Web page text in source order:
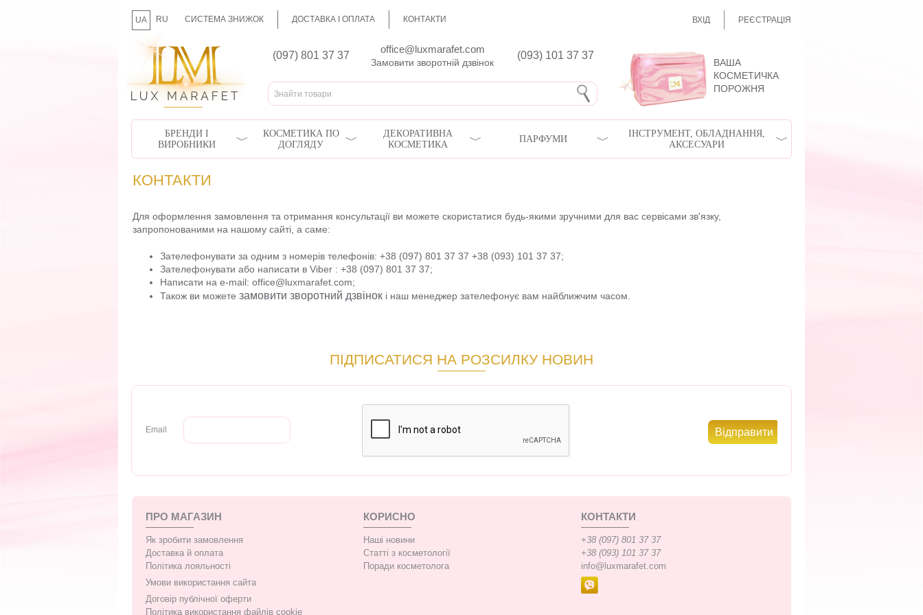
UA RU СИСТЕМА ЗНИЖОК ДОСТАВКА І ОПЛАТА КОНТАКТИ ВХІД РЕЄСТРАЦІЯ
(097) 801 37 37
office@luxmarafet.com
(093) 101 37 37
Замовити зворотній дзвінок
ВАША
КОСМЕТИЧКА
ПОРОЖНЯ
БРЕНДИ І
ВИРОБНИКИ
КОСМЕТИКА ПО
ДОГЛЯДУ
ДЕКОРАТИВНА
КОСМЕТИКА
ПАРФУМИ
ІНСТРУМЕНТ, ОБЛАДНАННЯ,
АКСЕСУАРИ
КОНТАКТИ
Для оформлення замовлення та отримання консультації ви можете скористатися будь-якими зручними для вас сервісами зв'язку,
запропонованими на нашому сайті, а саме:
Зателефонувати за одним з номерів телефонів: +38 (097) 801 37 37 +38 (093) 101 37 37;
Зателефонувати або написати в Viber : +38 (097) 801 37 37;
Написати на e-mail: office@luxmarafet.com;
Також ви можете замовити зворотний дзвінок і наш менеджер зателефонує вам найближчим часом.
ПІДПИСАТИСЯ НА РОЗСИЛКУ НОВИН
Email
ПРО МАГАЗИН
Як зробити замовлення
Доставка й оплата
Політика лояльності
Умови використання сайта
Договір публічної оферти
Політика використання файлів cookie
КОРИСНО
Наші новини
Статті з косметології
Поради косметолога
КОНТАКТИ
+38 (097) 801 37 37
+38 (093) 101 37 37
info@luxmarafet.com